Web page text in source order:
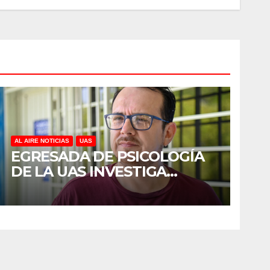
AL AIRE NOTICIAS UAS
EGRESADA DE PSICOLOGÍA
DE LA UAS INVESTIGA
DUELO ANTICIPADO Y
SOBRECARGA EN